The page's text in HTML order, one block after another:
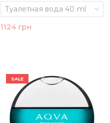
Туалетная вода 40 ml
1124 грн
SALE